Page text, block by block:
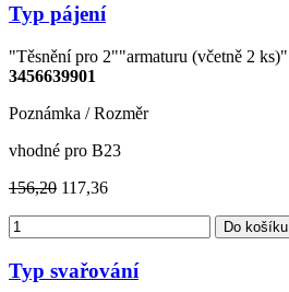
Typ pájení
"Těsnění pro 2""armaturu (včetně 2 ks)"
3456639901
Poznámka / Rozměr
vhodné pro B23
156,20 117,36
Do košíku
Typ svařování